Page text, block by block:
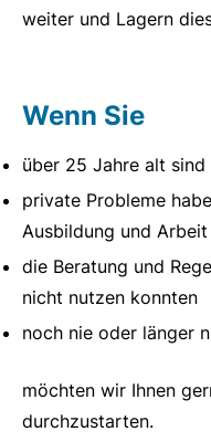
weiter und Lagern
Wenn Sie
über 25 Jahre alt sind
private Probleme
Ausbildung und
die Beratung und
nicht nutzen konnten
noch nie oder länger
möchten wir Ihnen
durchzustarten.